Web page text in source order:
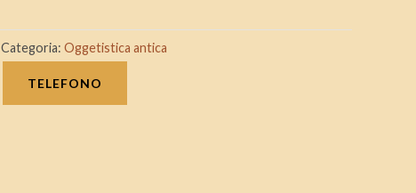
Categoria: Oggetistica antica
TELEFONO